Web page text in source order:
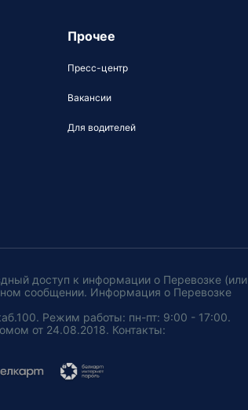
Прочее
Пресс-центр
Вакансии
Для водителей
доступ к информации о Перевозке (или
сообщении. Информация о Перевозке
Режим работы: пн-пт: 9:00 - 17:00.
от 24.08.2018. Контакты: